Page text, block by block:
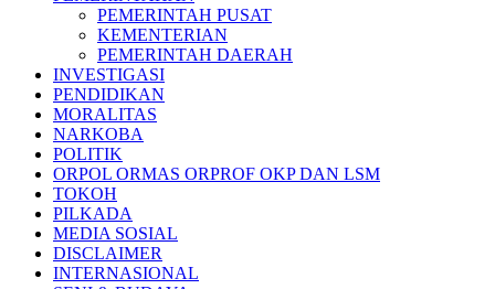
PEMERINTAH PUSAT
KEMENTERIAN
PEMERINTAH DAERAH
INVESTIGASI
PENDIDIKAN
MORALITAS
NARKOBA
POLITIK
ORPOL ORMAS ORPROF OKP DAN LSM
TOKOH
PILKADA
MEDIA SOSIAL
DISCLAIMER
INTERNASIONAL